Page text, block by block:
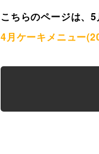
こちらのページは、
4月ケーキメニュー